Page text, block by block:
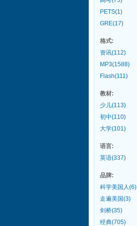
PETS(1)
GRE(17)
格式:
资讯(112)
MP3(1588)
Flash(111)
教材:
少儿(113)
初中(110)
大学(101)
语言:
英语(337)
品牌:
科学美国人(6)
走遍美国(3)
剑桥(35)
经典(705)